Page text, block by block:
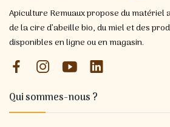
Apiculture Remuaux propose du matériel
de la cire d’abeille bio, du miel et des
disponibles en ligne ou en magasin.
Qui sommes-nous ?